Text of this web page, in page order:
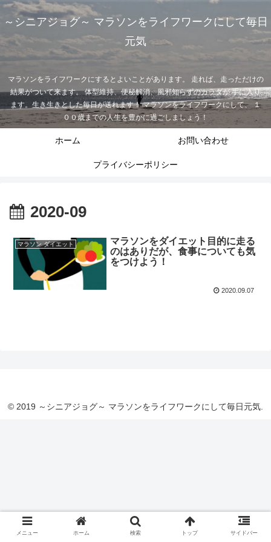
～シニアジョグ～ マラソンをライフワークにして毎日
元気
マラソンをライフワークにするとよいことがあります。 走れば、走っただけの
結果がついて来ます。 体型維持、便秘解消、風邪知らずのカラダが 手に入り
ます。生き生きとした毎日が送れます！ マラソンをライフワークにして、 １
００歳までの人生を豊かに過ごしましょう！
ホーム お問い合わせ
プライバシーポリシー
2020-09
マラソン ダイエット
マラソンをダイエット目的に走る
のはありだが、食事についても気
をつけよう！
2020.09.07
© 2019 ～シニアジョグ～ マラソンをライフワークにして毎日元気.
メニュー ホーム 検索 トップ サイドバー